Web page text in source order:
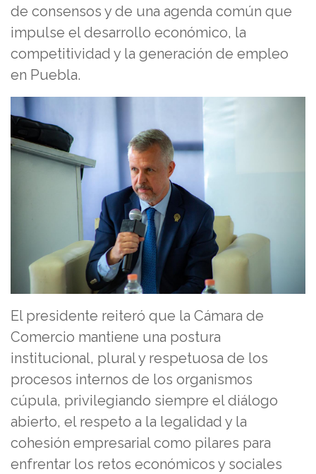
de consensos y de una agenda común que
impulse el desarrollo económico, la
competitividad y la generación de empleo
en Puebla.
El presidente reiteró que la Cámara de
Comercio mantiene una postura
institucional, plural y respetuosa de los
procesos internos de los organismos
cúpula, privilegiando siempre el diálogo
abierto, el respeto a la legalidad y la
cohesión empresarial como pilares para
enfrentar los retos económicos y sociales